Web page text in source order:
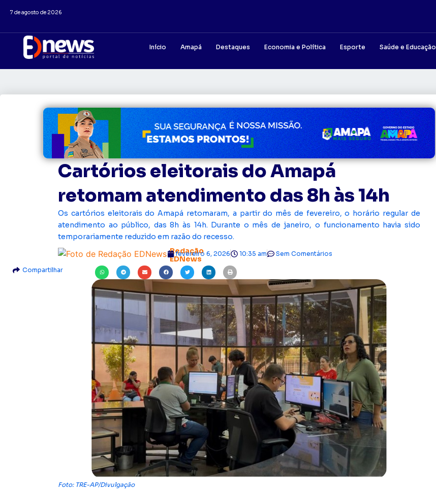
7 de agosto de 2026
Início Amapá Destaques Economia e Política Esporte Saúde e Educação
Cartórios eleitorais do Amapá
retomam atendimento das 8h às 14h
Os cartórios eleitorais do Amapá retomaram, a partir do mês de fevereiro, o horário regular de
atendimento ao público, das 8h às 14h. Durante o mês de janeiro, o funcionamento havia sido
temporariamente reduzido em razão do recesso.
Redação
EDNews
fevereiro 6, 2026 10:35 am Sem Comentários
Compartilhar
Foto: TRE-AP/Divulgação